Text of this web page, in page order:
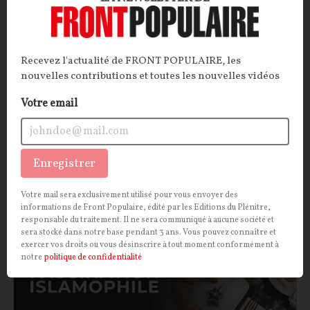
Un chef d’État français socialiste peut-il être ami
officier de la Wehrmacht en poste à l’hôtel Majestic
durant l’Occupation ? Il semblerait bien que oui.
Troublante fascination que celle de François
Mitterrand pour Ernst Jünger…
Pierre Abou 10/06/2026 0commentaire
Recevez l'actualité de FRONT POPULAIRE, les
nouvelles contributions et toutes les nouvelles vidéos
Votre email
Enregistrer
Votre mail sera exclusivement utilisé pour vous envoyer des
informations de Front Populaire, édité par les Editions du Plénitre,
responsable du traitement. Il ne sera communiqué à aucune société et
sera stocké dans notre base pendant 3 ans. Vous pouvez connaître et
exercer vos droits ou vous désinscrire à tout moment conformément à
notre politique de confidentialité